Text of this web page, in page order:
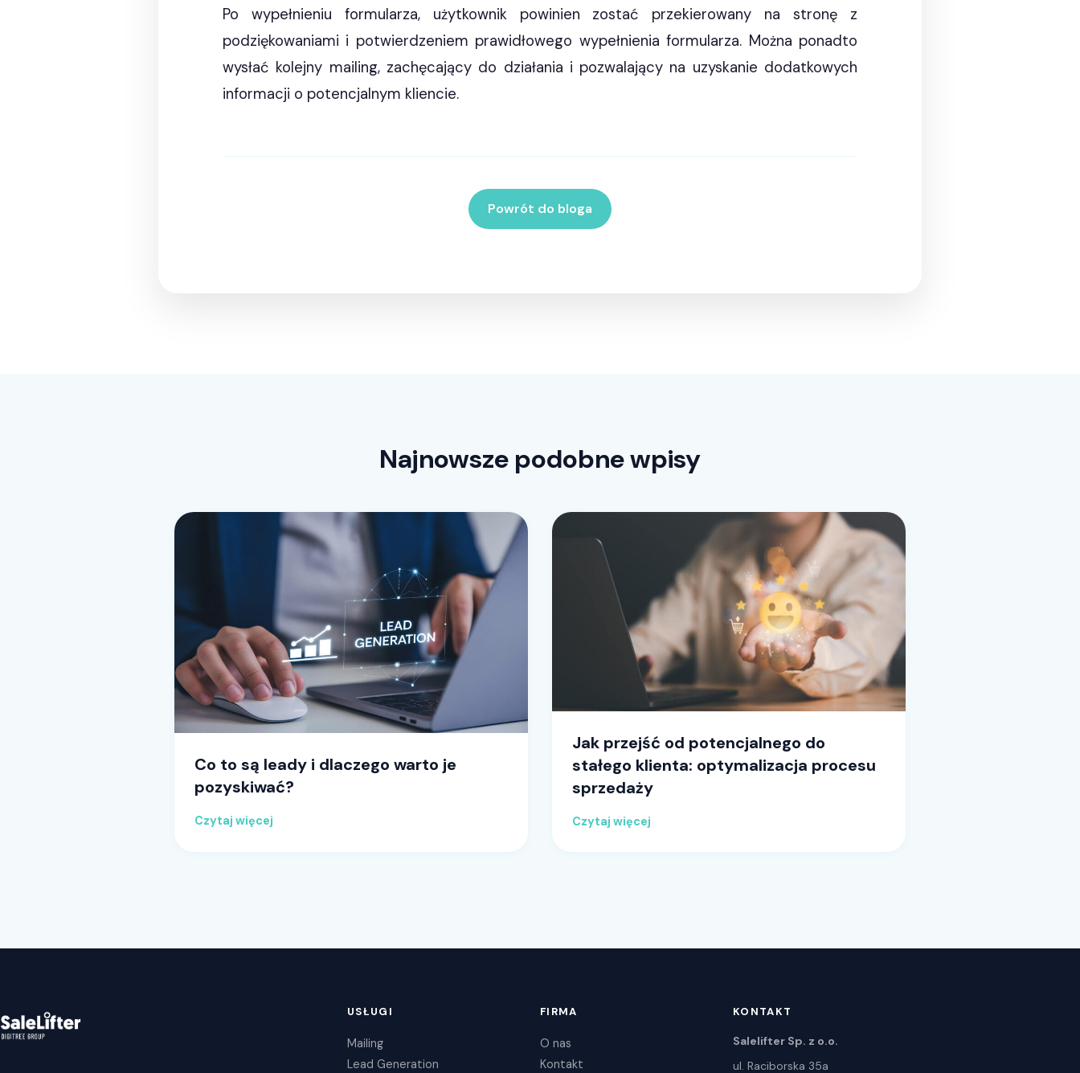
Po wypełnieniu formularza, użytkownik powinien zostać przekierowany na stronę z
podziękowaniami i potwierdzeniem prawidłowego wypełnienia formularza. Można ponadto
wysłać kolejny mailing, zachęcający do działania i pozwalający na uzyskanie dodatkowych
informacji o potencjalnym kliencie.
Powrót do bloga
Najnowsze podobne wpisy
Co to są leady i dlaczego warto je
pozyskiwać?
Czytaj więcej
Jak przejść od potencjalnego do
stałego klienta: optymalizacja procesu
sprzedaży
Czytaj więcej
USŁUGI
Mailing
Lead Generation
FIRMA
O nas
Kontakt
KONTAKT
Salelifter Sp. z o.o.
ul. Raciborska 35a